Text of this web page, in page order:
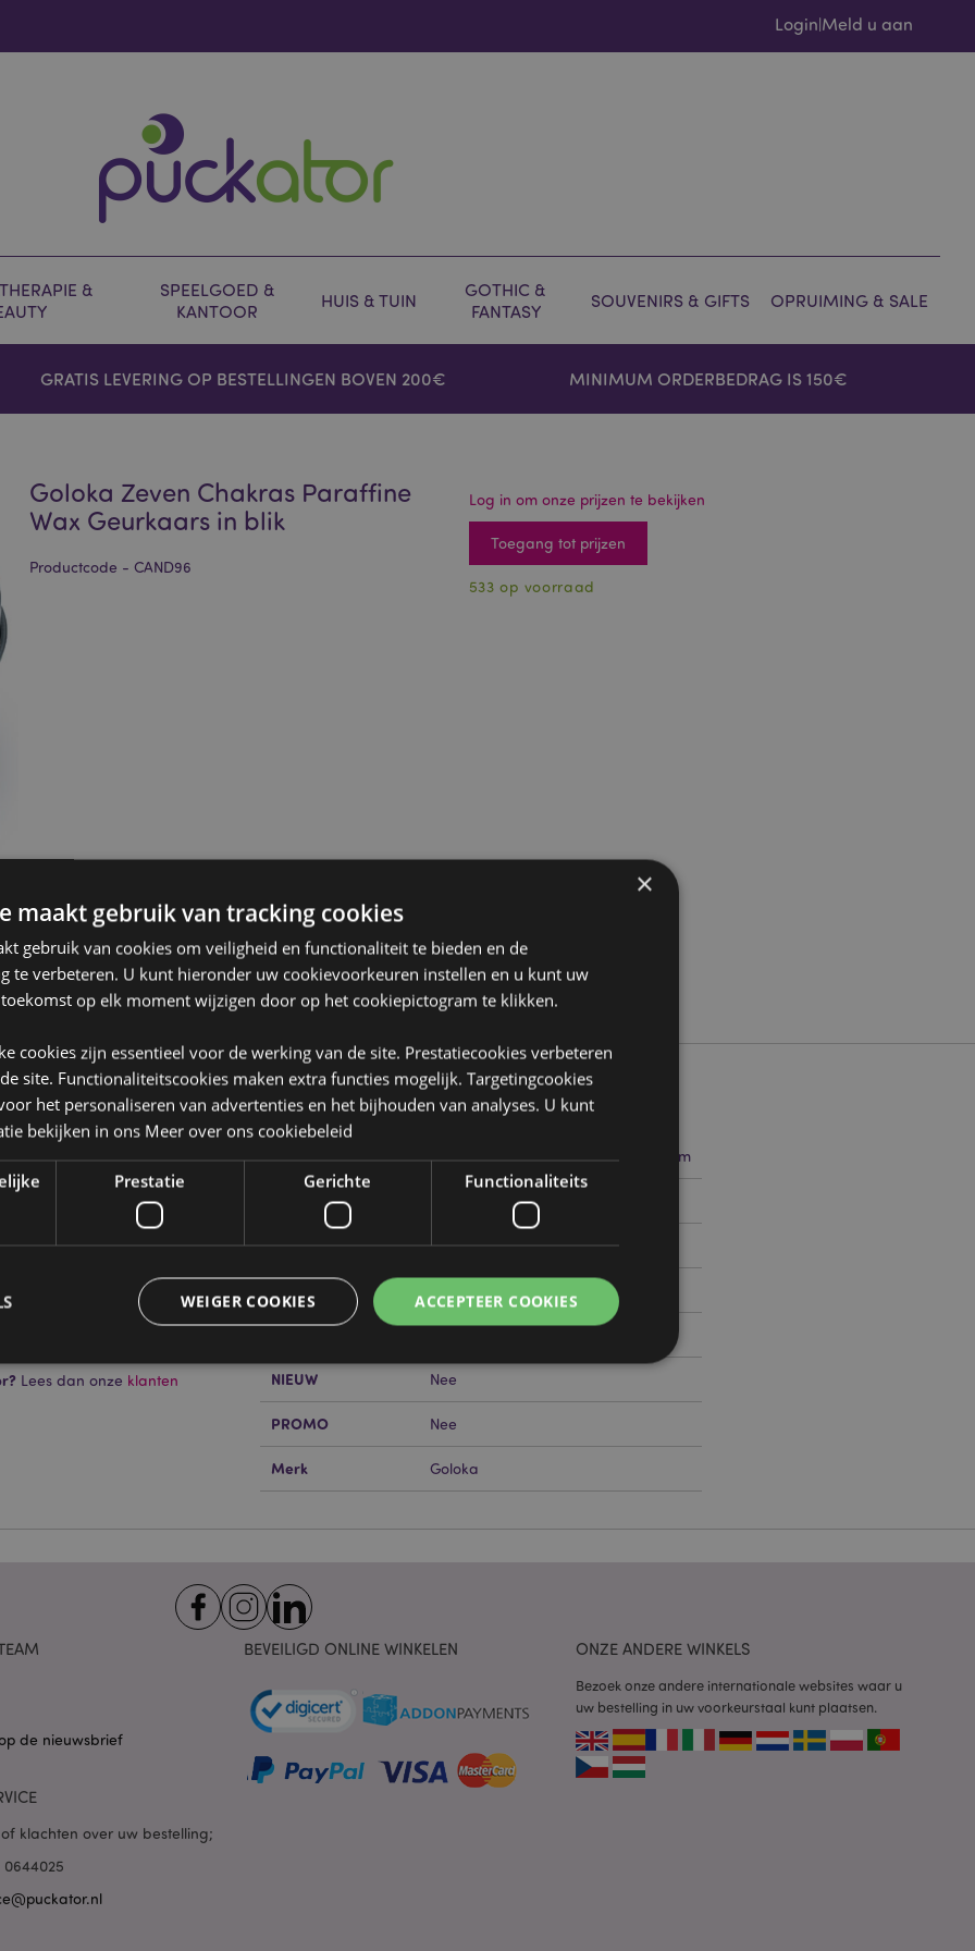
Login|Meld u aan
&
SPEELGOED &
KANTOOR
HUIS & TUIN
GOTHIC &
FANTASY
SOUVENIRS & GIFTS OPRUIMING & SALE
GRATIS LEVERING OP BESTELLINGEN BOVEN 200€ MINIMUM ORDERBEDRAG IS 150€
Goloka Zeven Chakras Paraffine
Wax Geurkaars in blik
Productcode - CAND96
Log in om onze prijzen te bekijken
Toegang tot prijzen
533 op voorraad
wax mix) en parfum
en duurzame bronnen.
Lees dan onze klanten
Product eigenschappen
Meer
informatie
Afmetingen Hoogte 4cm Breedte 8cm Diepte 8cm
Barcode 8906051432468
Hoeveelheid karton 24
Gewicht (kg)
NIEUW Nee
PROMO Nee
Merk Goloka
de nieuwsbrief
klachten over uw bestelling;
0644025
BEVEILIGD ONLINE WINKELEN ONZE ANDERE WINKELS
Bezoek onze andere internationale websites waar u
uw bestelling in uw voorkeurstaal kunt plaatsen.
×
maakt gebruik van tracking cookies
gebruik van cookies om veiligheid en functionaliteit te bieden en de
te verbeteren. U kunt hieronder uw cookievoorkeuren instellen en u kunt uw
op elk moment wijzigen door op het cookiepictogram te klikken.
cookies zijn essentieel voor de werking van de site. Prestatiecookies verbeteren
site. Functionaliteitscookies maken extra functies mogelijk. Targetingcookies
het personaliseren van advertenties en het bijhouden van analyses. U kunt
bekijken in ons Meer over ons cookiebeleid
Prestatie Gerichte Functionaliteits
ACCEPTEER COOKIES
WEIGER COOKIES
Gerichte Functionaliteits
maken kernfunctionaliteit van de website mogelijk, zoals gebruikersaanmelding en accountbeheer.
cookies kan de website niet goed gebruikt worden.
1 dag 16 uur
De X-Magento-Vary-cookie wordt gebruikt door
het Magento 2-systeem om te markeren dat de
mogelijk om verschillende versies van dezelfde
pagina in de cache op te slaan, bijvoorbeeld
1 dag
Deze cookie wordt gebruikt om het cachen van
inhoud in de browser te vergemakkelijken om
pagina's sneller te laten laden.
PHP.net
.www.puckator.nl
Privacybeleid van Google